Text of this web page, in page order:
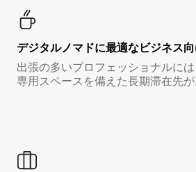
デジタルノマド⁠に最⁠適⁠なビ⁠ジ⁠ネ⁠ス⁠
出張の多いプロフェッショナルに
専用スペースを備えた長期滞在先が